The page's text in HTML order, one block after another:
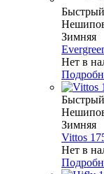
Зимняя
Нет в
Зимняя
Vittos
Нет в